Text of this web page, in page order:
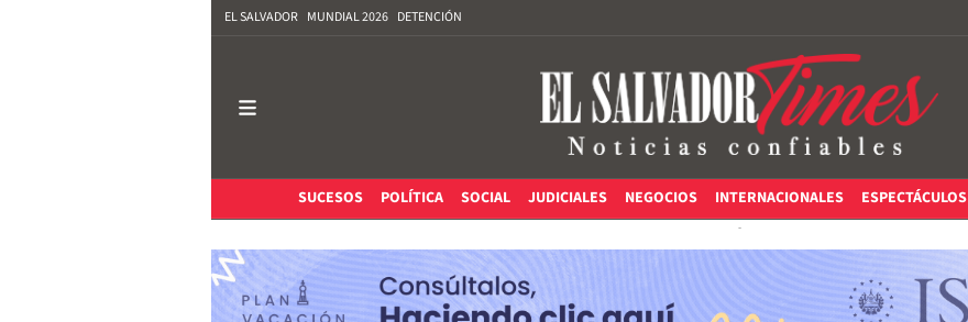
EL SALVADOR MUNDIAL 2026 DETENCIÓN
SUCESOS
POLÍTICA SOCIAL JUDICIALES NEGOCIOS INTERNACIONALES ESPECTÁCULOS